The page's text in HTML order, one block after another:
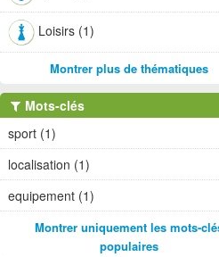
Loisirs (1)
Montrer plus de thématiques
Mots-clés
sport (1)
localisation (1)
equipement (1)
Montrer uniquement les mots-
populaires